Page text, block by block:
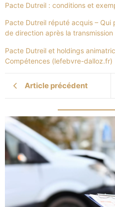
Pacte Dutreil : conditions et
Pacte Dutreil réputé acquis –
de direction après la transmission
Pacte Dutreil et holdings
Compétences (lefebvre-dalloz.fr)
Article précédent